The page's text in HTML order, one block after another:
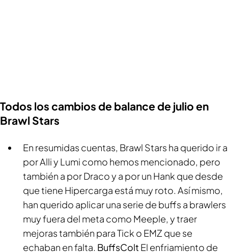
Todos los cambios de balance de julio en
Brawl Stars
En resumidas cuentas, Brawl Stars ha querido ir a
por Alli y Lumi como hemos mencionado, pero
también a por Draco y a por un Hank que desde
que tiene Hipercarga está muy roto. Así mismo,
han querido aplicar una serie de buffs a brawlers
muy fuera del meta como Meeple, y traer
mejoras también para Tick o EMZ que se
echaban en falta. BuffsColt El enfriamiento de